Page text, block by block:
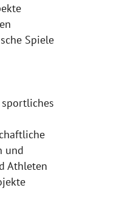
Spiele
und
Athleten